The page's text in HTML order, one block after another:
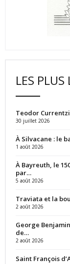
LES PLUS
Teodor
30 juillet 2026
À Silvacane : le
1 août 2026
À Bayreuth, le
par…
5 août 2026
Traviata et la
2 août 2026
George
de…
2 août 2026
Saint François